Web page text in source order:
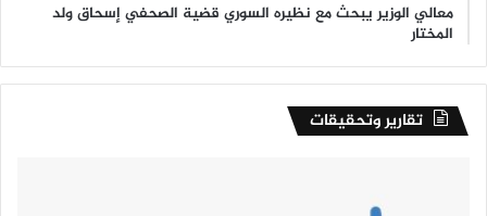
معالي الوزير يبحث مع نظيره السوري قضية الصحفي إسحاق ولد
المختار
تقارير وتحقيقات